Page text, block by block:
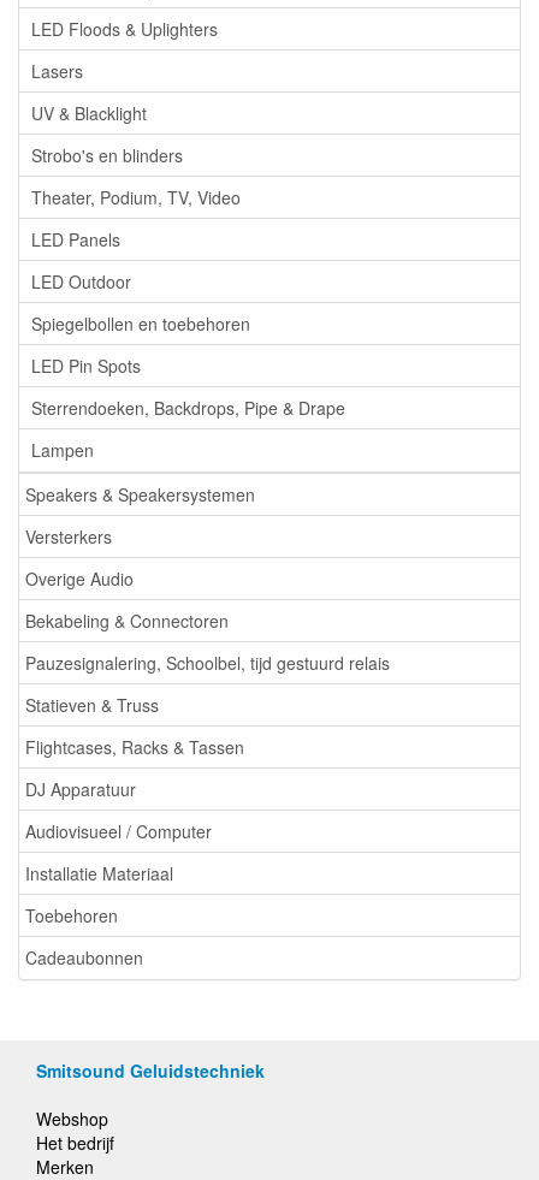
LED Floods & Uplighters
Lasers
UV & Blacklight
Strobo's en blinders
Theater, Podium, TV, Video
LED Panels
LED Outdoor
Spiegelbollen en toebehoren
LED Pin Spots
Sterrendoeken, Backdrops, Pipe & Drape
Lampen
Speakers & Speakersystemen
Versterkers
Overige Audio
Bekabeling & Connectoren
Pauzesignalering, Schoolbel, tijd gestuurd relais
Statieven & Truss
Flightcases, Racks & Tassen
DJ Apparatuur
Audiovisueel / Computer
Installatie Materiaal
Toebehoren
Cadeaubonnen
Smitsound Geluidstechniek
Webshop
Het bedrijf
Merken